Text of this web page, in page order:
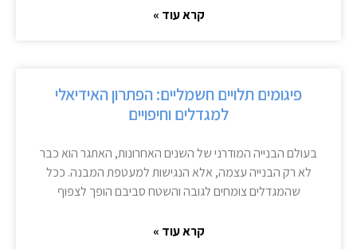
קרא עוד »
פיגומים תלויים חשמליים: הפתרון האידיאלי
למגדלים וחיפויים
בעולם הבנייה המודרני של השנים האחרונות, האתגר הוא כבר
לא רק הבנייה עצמה, אלא הנגישות למעטפת המבנה. ככל
שהמגדלים צומחים לגובה והשטח סביבם הופך לצפוף
קרא עוד »